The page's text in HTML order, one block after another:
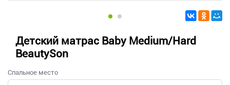
Детский матрас Baby Medium/Hard
BeautySon
Спальное место